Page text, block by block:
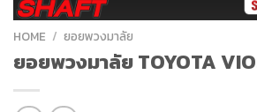
HOME / ยอยพวงมาลัย
ยอยพวงมาลัย TOYOTA